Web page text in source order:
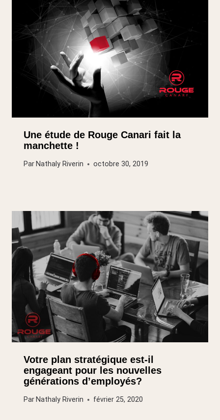
Une étude de Rouge Canari fait la
manchette !
Par Nathaly Riverin octobre 30, 2019
Votre plan stratégique est-il
engageant pour les nouvelles
générations d’employés?
Par Nathaly Riverin février 25, 2020